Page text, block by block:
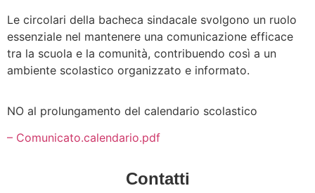
Le circolari della bacheca sindacale svolgono un ruolo
essenziale nel mantenere una comunicazione efficace
tra la scuola e la comunità, contribuendo così a un
ambiente scolastico organizzato e informato.
NO al prolungamento del calendario scolastico
– Comunicato.calendario.pdf
Contatti